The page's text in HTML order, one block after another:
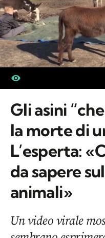
Gli asini
la morte di
L’esperta:
da sapere
animali»
Un video virale